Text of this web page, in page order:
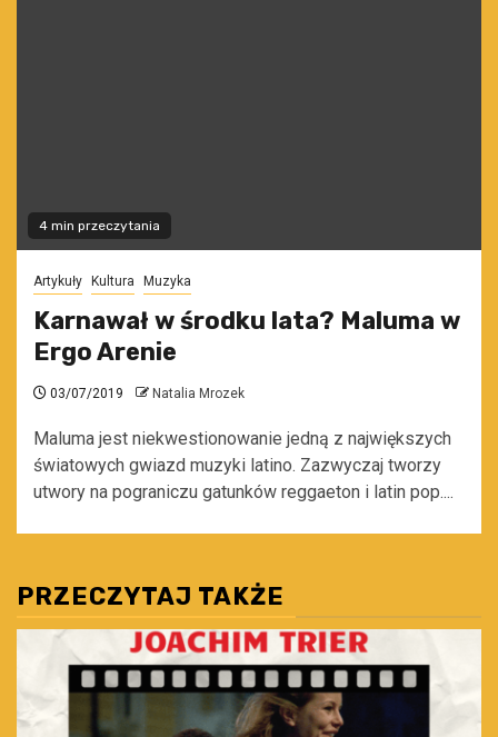
4 min przeczytania
Artykuły Kultura Muzyka
Karnawał w środku lata? Maluma w
Ergo Arenie
03/07/2019 Natalia Mrozek
Maluma jest niekwestionowanie jedną z największych
światowych gwiazd muzyki latino. Zazwyczaj tworzy
utwory na pograniczu gatunków reggaeton i latin pop....
PRZECZYTAJ TAKŻE